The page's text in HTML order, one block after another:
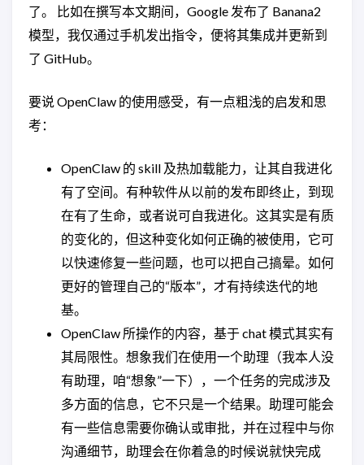
了。 比如在撰写本文期间，Google 发布了 Banana2
模型，我仅通过手机发出指令，便将其集成并更新到
了 GitHub。
要说 OpenClaw 的使用感受，有一点粗浅的启发和思
考：
OpenClaw 的 skill 及热加载能力，让其自我进化
有了空间。有种软件从以前的发布即终止，到现
在有了生命，或者说可自我进化。这其实是有质
的变化的，但这种变化如何正确的被使用，它可
以快速修复一些问题，也可以把自己搞晕。如何
更好的管理自己的“版本”，才有持续迭代的地
基。
OpenClaw 所操作的内容，基于 chat 模式其实有
其局限性。想象我们在使用一个助理（我本人没
有助理，咱“想象”一下），一个任务的完成涉及
多方面的信息，它不只是一个结果。助理可能会
有一些信息需要你确认或审批，并在过程中与你
沟通细节，助理会在你着急的时候说就快完成